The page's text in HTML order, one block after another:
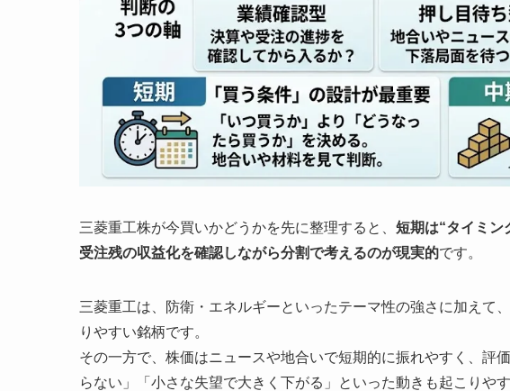
三菱重工株が今買いかどうかを先に整理すると、 短期は“タイミン
受注残の収益化を確認しながら分割で考えるのが現実的です。
三菱重工は、防衛・エネルギーといったテーマ性の強さに加えて
りやすい銘柄です。
その一方で、株価はニュースや地合いで短期的に振れやすく、評
らない」「小さな失望で大きく下がる」といった動きも起こりやす